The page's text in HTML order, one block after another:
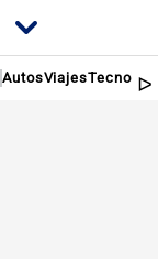
AutosViajes